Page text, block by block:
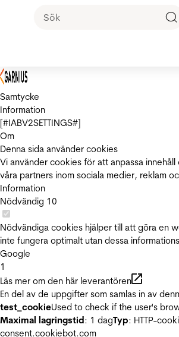
Samtycke
Information
[#IABV2SETTINGS#]
Om
Denna sida använder cookies
Vi använder cookies för att anpassa
våra partners inom sociala medier, reklam
Information
Nödvändig 10
Nödvändiga cookies hjälper till att göra en
inte fungera optimalt utan dessa
Google
1
Läs mer om den här leverantören
En del av de uppgifter som samlas in av
test_cookieUsed to check if the user's
Maximal lagringstid: 1 dagTyp: HTTP-
consent.cookiebot.com